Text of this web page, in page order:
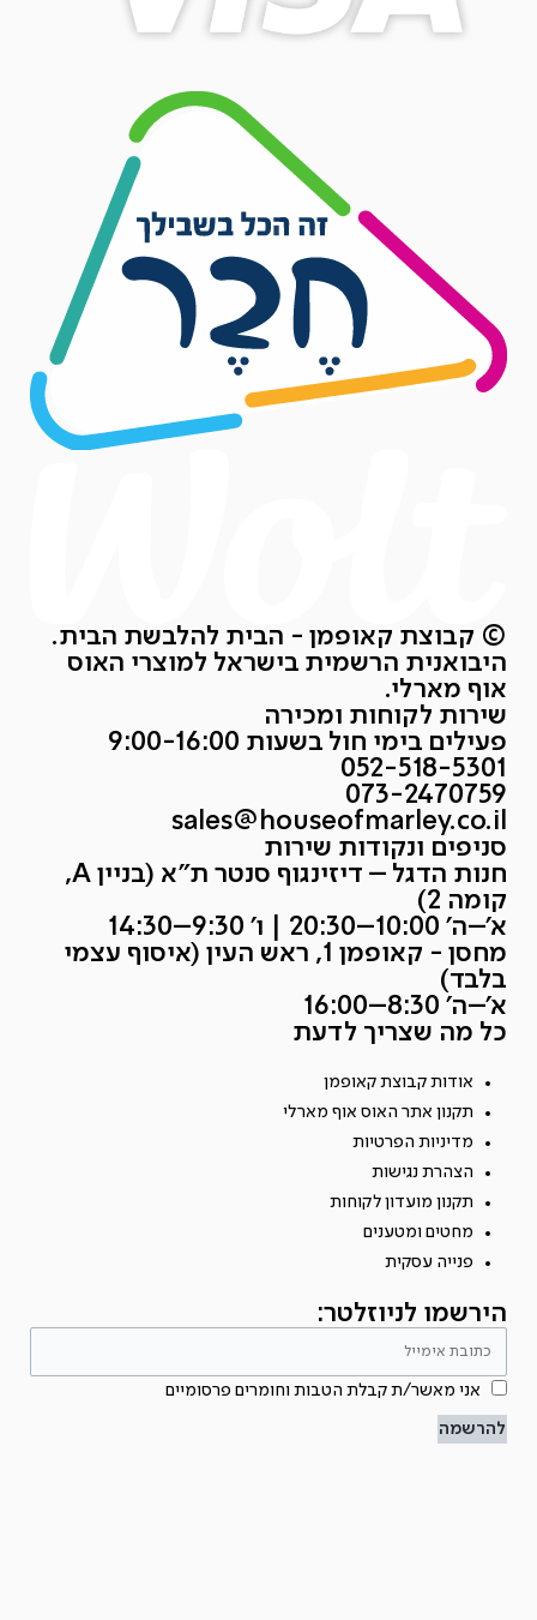
© קבוצת קאופמן - הבית להלבשת הבית.
היבואנית הרשמית בישראל למוצרי האוס
אוף מארלי.
שירות לקוחות ומכירה
פעילים בימי חול בשעות 9:00-16:00
052-518-5301
073-2470759
sales@houseofmarley.co.il
סניפים ונקודות שירות
חנות הדגל – דיזינגוף סנטר ת״א (בניין A,
קומה 2)
א׳–ה׳ 10:00–20:30 | ו׳ 9:30–14:30
מחסן - קאופמן 1, ראש העין (איסוף עצמי
בלבד)
א׳–ה׳ 8:30–16:00
כל מה שצריך לדעת
אודות קבוצת קאופמן
תקנון אתר האוס אוף מארלי
מדיניות הפרטיות
הצהרת נגישות
תקנון מועדון לקוחות
מחטים ומטענים
פנייה עסקית
הירשמו לניוזלטר:
אני מאשר/ת קבלת הטבות וחומרים פרסומיים
להרשמה